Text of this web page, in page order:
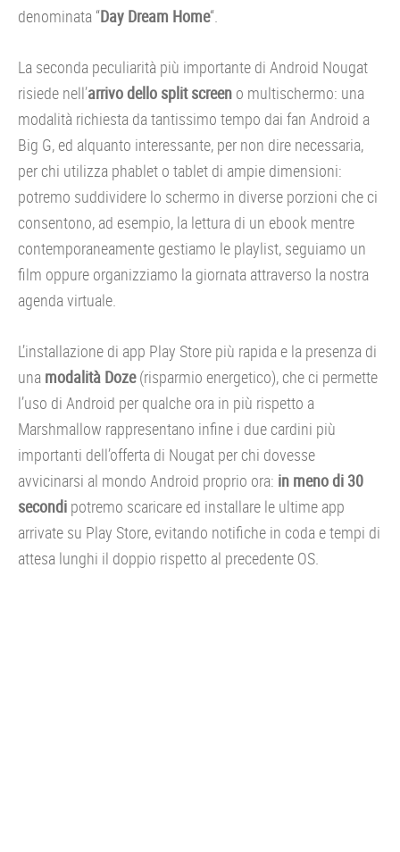
denominata “Day Dream Home“.
La seconda peculiarità più importante di Android Nougat
risiede nell’arrivo dello split screen o multischermo: una
modalità richiesta da tantissimo tempo dai fan Android a
Big G, ed alquanto interessante, per non dire necessaria,
per chi utilizza phablet o tablet di ampie dimensioni:
potremo suddividere lo schermo in diverse porzioni che ci
consentono, ad esempio, la lettura di un ebook mentre
contemporaneamente gestiamo le playlist, seguiamo un
film oppure organizziamo la giornata attraverso la nostra
agenda virtuale.
L’installazione di app Play Store più rapida e la presenza di
una modalità Doze(risparmio energetico), che ci permette
l’uso di Android per qualche ora in più rispetto a
Marshmallow rappresentano infine i due cardini più
importanti dell’offerta di Nougat per chi dovesse
avvicinarsi al mondo Android proprio ora: in meno di 30
secondi potremo scaricare ed installare le ultime app
arrivate su Play Store, evitando notifiche in coda e tempi di
attesa lunghi il doppio rispetto al precedente OS.